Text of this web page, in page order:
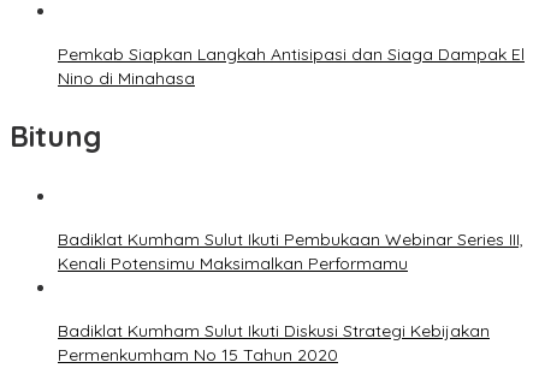
Pemkab Siapkan Langkah Antisipasi dan Siaga Dampak El
Nino di Minahasa
Bitung
Badiklat Kumham Sulut Ikuti Pembukaan Webinar Series III,
Kenali Potensimu Maksimalkan Performamu
Badiklat Kumham Sulut Ikuti Diskusi Strategi Kebijakan
Permenkumham No 15 Tahun 2020